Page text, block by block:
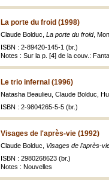
La porte du froid (1998)
Claude Bolduc, La porte du froid,
ISBN : 2-89420-145-1 (br.)
Notes : Sur la p. [4] de la couv.:
Le trio infernal (1996)
Natasha Beaulieu, Claude Bolduc,
ISBN : 2-9804265-5-5 (br.)
Visages de l'après-vie (1992)
Claude Bolduc, Visages de l'après-
ISBN : 2980268623 (br.)
Notes : Nouvelles